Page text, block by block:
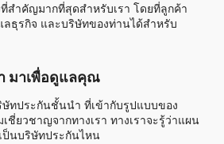
สำคัญมากที่สุดสำหรับเรา โดยที่ลูกค้า
ลธุรกิจ และบริษัทของท่านได้สำหรับ
มาเพื่อดูแลคุณ
ษัทประกันชั้นนำ ที่เข้ากับรูปแบบของ
ชี่ยวชาญจากทางเรา ทางเราจะรู้ว่าแผน
ป็นบริษัทประกันไหน